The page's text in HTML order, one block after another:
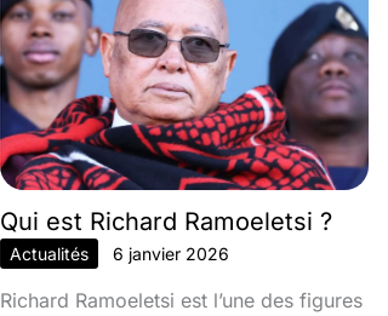
Qui est Richard Ramoeletsi ?
Actualités 6 janvier 2026
Richard Ramoeletsi est l’une des figures